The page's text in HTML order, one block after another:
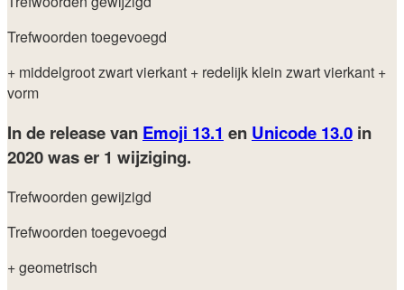
Trefwoorden toegevoegd
+ middelgroot zwart vierkant + redelijk klein zwart vierkant +
vorm
In de release van Emoji 13.1 en Unicode 13.0 in
2020was er 1 wijziging.
Trefwoorden gewijzigd
Trefwoorden toegevoegd
+ geometrisch